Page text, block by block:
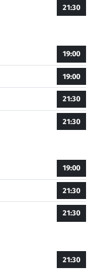
21:30
19:00
19:00
21:30
21:30
19:00
21:30
21:30
21:30